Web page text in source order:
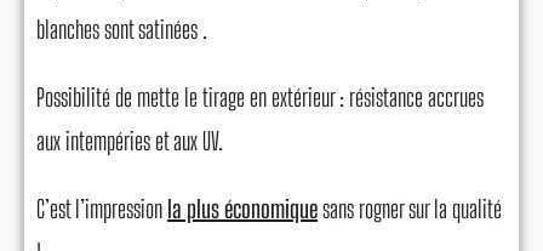
blanches sont satinées .
Possibilité de mette le tirage en extérieur : résistance accrues
aux intempéries et aux UV.
C’est l’impression la plus économiquesans rogner sur la qualité